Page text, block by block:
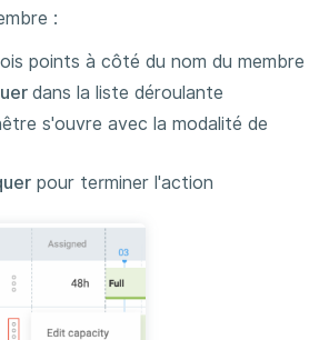
:
points à côté du nom du membre
dans la liste déroulante
s'ouvre avec la modalité de
pour terminer l'action